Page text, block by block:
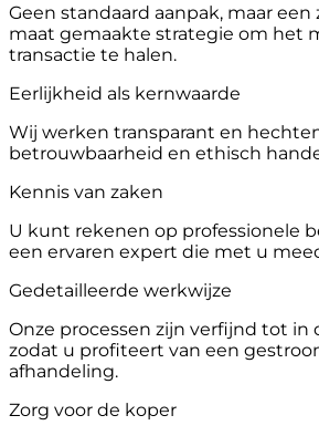
Geen standaard aanpak, maar
maat gemaakte strategie om het
transactie te halen.
Eerlijkheid als kernwaarde
Wij werken transparant en
betrouwbaarheid en ethisch
Kennis van zaken
U kunt rekenen op professionele
een ervaren expert die met u
Gedetailleerde werkwijze
Onze processen zijn verfijnd tot in
zodat u profiteert van een
afhandeling.
Zorg voor de koper